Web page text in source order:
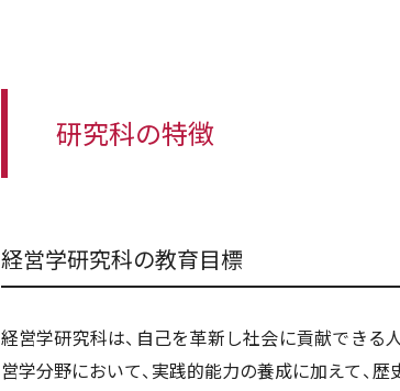
研究科の特徴
経営学研究科の教育目標
経営学研究科は、自己を革新し社会に貢献でき
営学分野において、実践的能力の養成に加えて、